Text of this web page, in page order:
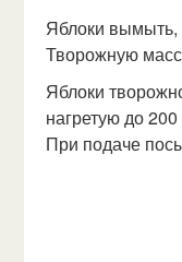
Яблоки вымыть,
Творожную
Яблоки
нагретую до
При подаче